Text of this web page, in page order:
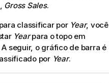
Gross Sales.
classificar por Year, você
Yearpara o topo em
A seguir, o gráfico de barra é
por Year.